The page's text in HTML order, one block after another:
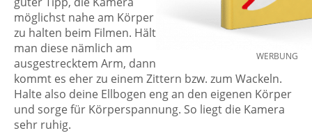
WERBUNG
möglichst nahe am Körper
zu halten beim Filmen. Hält
man diese nämlich am
ausgestrecktem Arm, dann
kommt es eher zu einem Zittern bzw. zum Wackeln.
Halte also deine Ellbogen eng an den eigenen Körper
und sorge für Körperspannung. So liegt die Kamera
sehr ruhig.